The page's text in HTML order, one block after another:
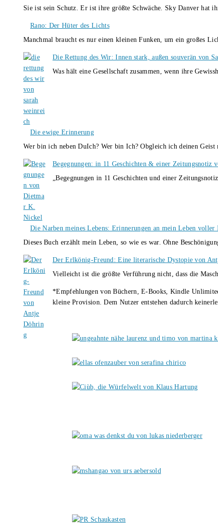
Sie ist sein Schutz. Er ist ihre größte Schwäche. Sky Danver
Rano: Der Hüter des Lichts
Manchmal braucht es nur einen kleinen Funken, um ein großes
Die Rettung des Wir: Innen stark, außen souverän von
Was hält eine Gesellschaft zusammen, wenn ihre
Die ewige Erinnerung
Wer bin ich neben DuIch? Wer bin Ich? Obgleich ich deinen
Begegnungen: in 11 Geschichten & einer Zeitungsnotiz
„Begegnungen in 11 Geschichten und einer
Die Narben meines Lebens: Erinnerungen an mein Leben
Dieses Buch erzählt mein Leben, so wie es war. Ohne
Der Erlkönig-Freund: Eine literarische Dystopie von
Vielleicht ist die größte Verführung nicht, dass die
*Empfehlungen von Büchern, E-Books, Kindle
kleine Provision. Dem Nutzer entstehen dadurch